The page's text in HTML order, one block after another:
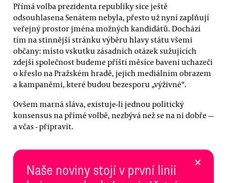
Přímá volba prezidenta republiky sice ještě
odsouhlasena Senátem nebyla, přesto už nyní zaplňují
veřejný prostor jména možných kandidátů. Dochází
tím na stinnější stránku výběru hlavy státu všemi
občany: místo vskutku zásadních otázek sužujících
zdejší společnost budeme příští měsíce baveni uchazeči
o křeslo na Pražském hradě, jejich mediálním obrazem
a kampaněmi, které budou bezesporu „výživné“.
Ovšem marná sláva, existuje-li jednou politický
konsensus na přímé volbě, nezbývá než se na ni dobře —
a včas - připravit.
Naše noviny stojí v první linii
×